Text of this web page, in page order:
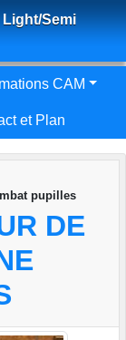
Semi
CAM
et Plan
pupilles
DE